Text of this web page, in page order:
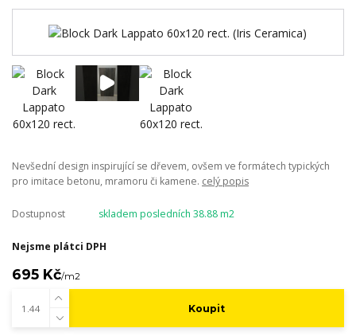
Nevšední design inspirující se dřevem, ovšem ve formátech typických
pro imitace betonu, mramoru či kamene. celý popis
Dostupnost skladem posledních 38.88 m2
Nejsme plátci DPH
695 Kč/m2
Koupit